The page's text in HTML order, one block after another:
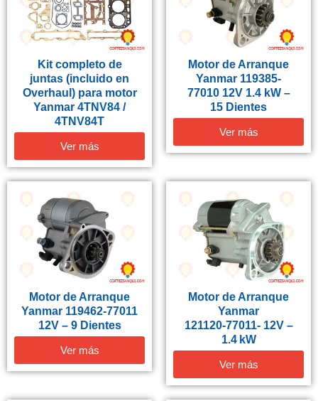
Kit completo de
juntas (incluido en
Overhaul) para motor
Yanmar 4TNV84 /
4TNV84T
Ver más
Motor de Arranque
Yanmar 119385-
77010 12V 1.4 kW –
15 Dientes
Ver más
Motor de Arranque
Yanmar 119462-77011
12V – 9 Dientes
Ver más
Motor de Arranque
Yanmar
121120‑77011- 12V –
1.4 kW
Ver más